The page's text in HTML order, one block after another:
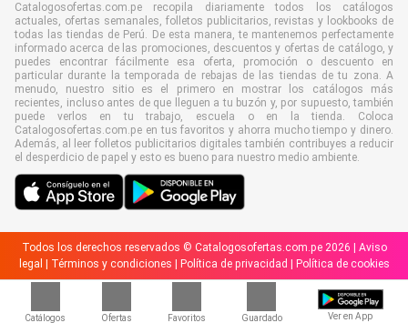
Catálogos Ofertas Favoritos Guardado Ver en App
Catalogosofertas.com.pe recopila diariamente todos los catálogos
actuales, ofertas semanales, folletos publicitarios, revistas y lookbooks de
todas las tiendas de Perú. De esta manera, te mantenemos perfectamente
informado acerca de las promociones, descuentos y ofertas de catálogo, y
puedes encontrar fácilmente esa oferta, promoción o descuento en
particular durante la temporada de rebajas de las tiendas de tu zona. A
menudo, nuestro sitio es el primero en mostrar los catálogos más
recientes, incluso antes de que lleguen a tu buzón y, por supuesto, también
puede verlos en tu trabajo, escuela o en la tienda. Coloca
Catalogosofertas.com.pe en tus favoritos y ahorra mucho tiempo y dinero.
Además, al leer folletos publicitarios digitales también contribuyes a reducir
el desperdicio de papel y esto es bueno para nuestro medio ambiente.
Todos los derechos reservados © Catalogosofertas.com.pe 2026 | Aviso
legal
Términos y condiciones Política de privacidad Política de cookies